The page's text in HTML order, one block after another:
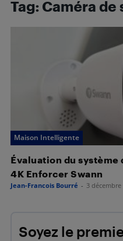
Tag: Caméra
Maison Intelligente
Évaluation du système
4K Enforcer Swann
Jean-Francois Bourré - 3 décembre
Soyez le